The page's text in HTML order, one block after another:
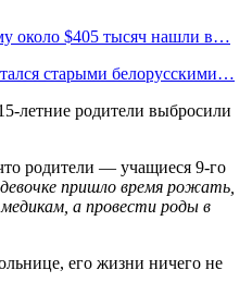
около $405 тысяч нашли в…
старыми белорусскими…
родители — учащиеся 9-го
пришло время рожать,
а провести роды в
его жизни ничего не